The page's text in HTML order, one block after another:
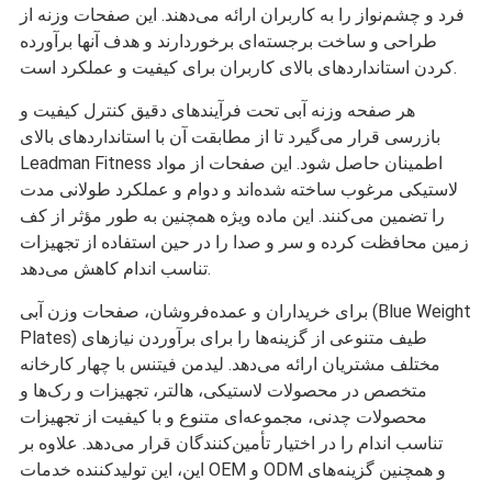
فرد و چشم‌نواز را به کاربران ارائه می‌دهند. این صفحات وزنه از
طراحی و ساخت برجسته‌ای برخوردارند و هدف آنها برآورده
کردن استانداردهای بالای کاربران برای کیفیت و عملکرد است.
هر صفحه وزنه آبی تحت فرآیندهای دقیق کنترل کیفیت و
بازرسی قرار می‌گیرد تا از مطابقت آن با استانداردهای بالای
Leadman Fitness اطمینان حاصل شود. این صفحات از مواد
لاستیکی مرغوب ساخته شده‌اند و دوام و عملکرد طولانی مدت
را تضمین می‌کنند. این ماده ویژه همچنین به طور مؤثر از کف
زمین محافظت کرده و سر و صدا را در حین استفاده از تجهیزات
تناسب اندام کاهش می‌دهد.
برای خریداران و عمده‌فروشان، صفحات وزن آبی (Blue Weight
Plates) طیف متنوعی از گزینه‌ها را برای برآوردن نیازهای
مختلف مشتریان ارائه می‌دهد. لیدمن فیتنس با چهار کارخانه
متخصص در محصولات لاستیکی، هالتر، تجهیزات و رک‌ها و
محصولات چدنی، مجموعه‌ای متنوع و با کیفیت از تجهیزات
تناسب اندام را در اختیار تأمین‌کنندگان قرار می‌دهد. علاوه بر
این، این تولیدکننده خدمات OEM و ODM و همچنین گزینه‌های